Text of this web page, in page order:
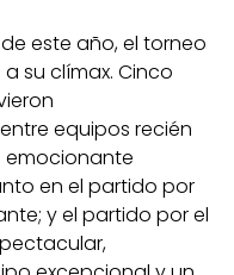
este año, el torneo
su clímax. Cinco
equipos recién
emocionante
en el partido por
y el partido por el